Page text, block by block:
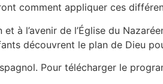
comment appliquer ces
à l’avenir de l’Église du
découvrent le plan de Dieu
Pour télécharger le